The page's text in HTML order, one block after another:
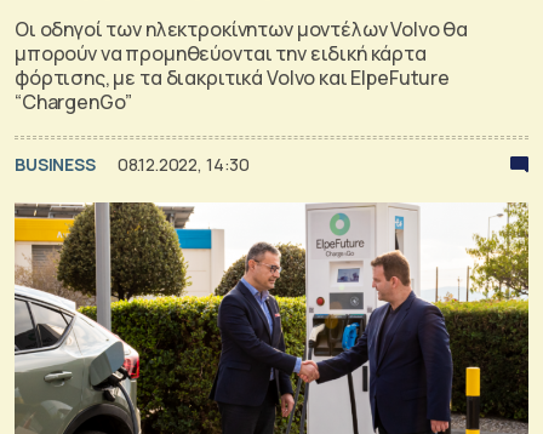
Οι οδηγοί των ηλεκτροκίνητων μοντέλων Volvo θα
μπορούν να προμηθεύονται την ειδική κάρτα
φόρτισης, με τα διακριτικά Volvo και ElpeFuture
“ChargenGo”
BUSINESS 08.12.2022, 14:30